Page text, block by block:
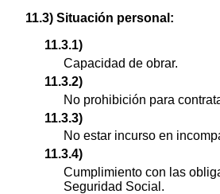
11.3) Situación personal:
11.3.1)
Capacidad de obrar.
11.3.2)
No prohibición para
11.3.3)
No estar incurso en
11.3.4)
Cumplimiento con las
Seguridad Social.